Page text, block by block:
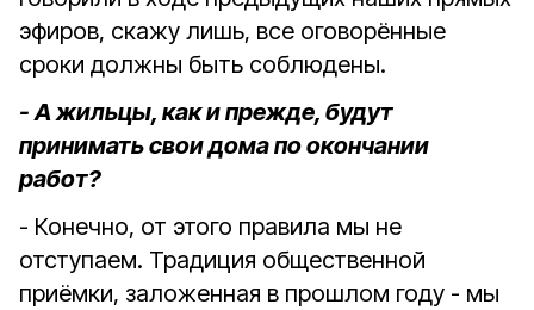
эфиров, скажу лишь, все оговорённые
сроки должны быть соблюдены.
- А жильцы, как и прежде, будут
принимать свои дома по окончании
работ?
- Конечно, от этого правила мы не
отступаем. Традиция общественной
приёмки, заложенная в прошлом году - мы